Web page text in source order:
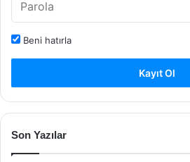
Beni hatırla
Kayıt Ol
Son Yazılar